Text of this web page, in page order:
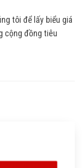
tôi để lấy biểu giá
cộng đồng tiêu